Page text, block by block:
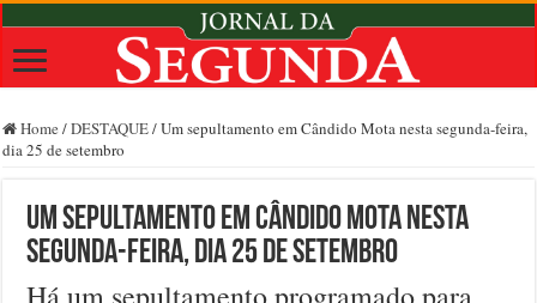
Home /DESTAQUE/Um sepultamento em Cândido Mota nesta segunda-feira,
dia 25 de setembro
Um sepultamento em Cândido Mota nesta
segunda-feira, dia 25 de setembro